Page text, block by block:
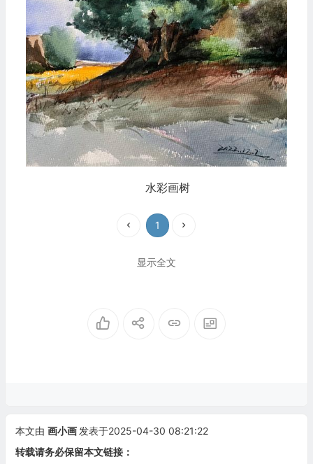
水彩画树
1
显示全文
本文由 画小画 发表于2025-04-30 08:21:22
转载请务必保留本文链接：